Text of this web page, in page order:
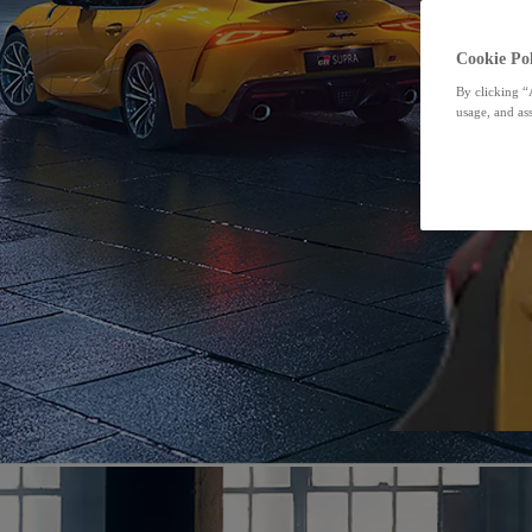
Cookie
By clicking
usage, and